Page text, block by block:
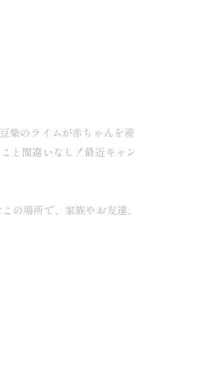
柴のライムが赤ちゃんを産
と間違いなし！最近キャン
の場所で、家族やお友達、